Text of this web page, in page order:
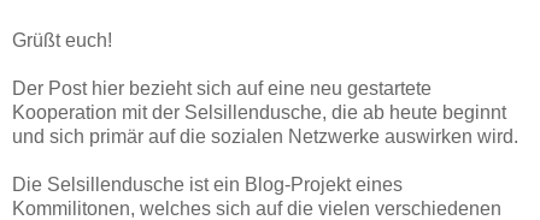
Grüßt euch!
Der Post hier bezieht sich auf eine neu gestartete
Kooperation mit der Selsillendusche, die ab heute beginnt
und sich primär auf die sozialen Netzwerke auswirken wird.
Die Selsillendusche ist ein Blog-Projekt eines
Kommilitonen, welches sich auf die vielen verschiedenen